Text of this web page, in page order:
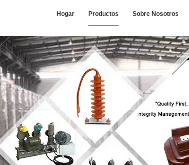
Hogar Productos Sobre Nosotros